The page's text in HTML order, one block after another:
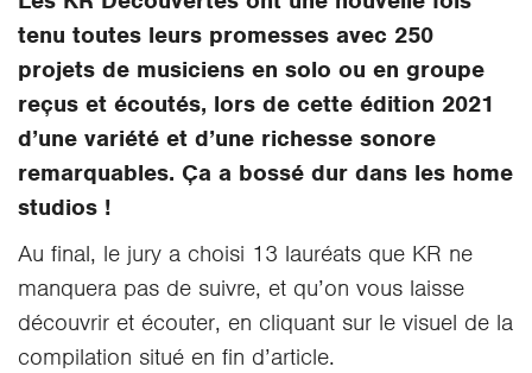
tenu toutes leurs promesses avec 250
projets de musiciens en solo ou en groupe
reçus et écoutés, lors de cette édition 2021
d’une variété et d’une richesse sonore
remarquables. Ça a bossé dur dans les home
studios !
Au final, le jury a choisi 13 lauréats que KR ne
manquera pas de suivre, et qu’on vous laisse
découvrir et écouter, en cliquant sur le visuel de la
compilation situé en fin d’article.